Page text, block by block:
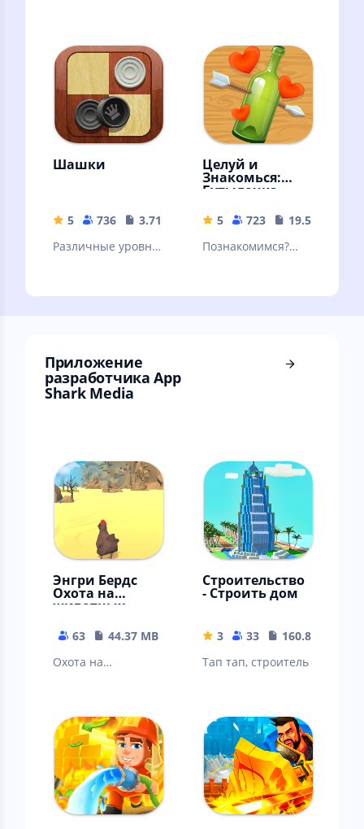
(Stockfish)
стратегическая
игра
Шашки
5 736
3.71 MB
Различные уровни
Целуй и
Знакомься:
Бутылочка
5 723
19.57 MB
Познакомимся?
Приложение
разработчика App
Shark Media
Энгри Бердс
Охота на
животных
63
44.37 MB
Охота на
Строительство
- Строить дом
3 33
160.87 MB
Тап тап, строитель